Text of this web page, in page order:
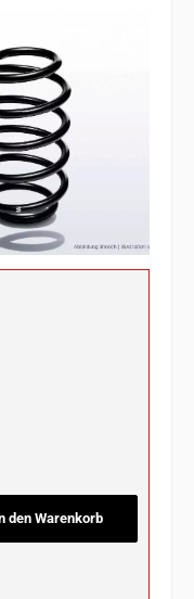
oder benutze die Schaltflächen
den Warenkorb